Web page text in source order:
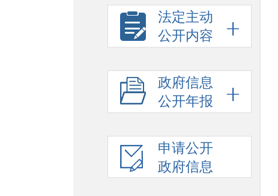
法定主动
公开内容
政府信息
公开年报
申请公开
政府信息